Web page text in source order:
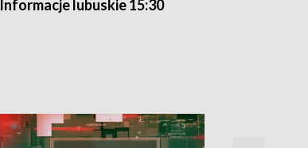
Informacje lubuskie 15:30